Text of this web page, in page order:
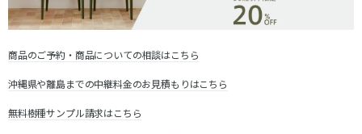
商品のご予約・商品についての相談はこちら
沖縄県や離島までの中継料金のお見積もりはこちら
無料樹種サンプル請求はこちら